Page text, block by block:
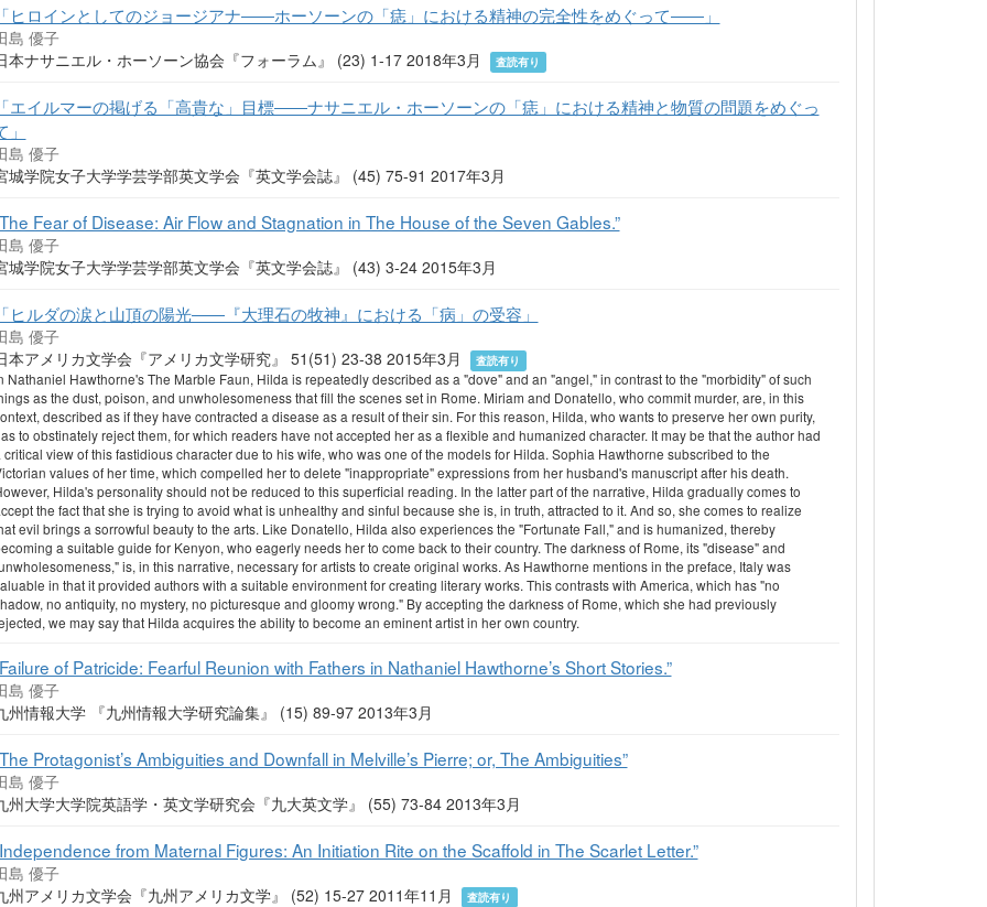
ヒロインとしてのジョージアナ――ホーソーンの「痣」における精神の完全性をめぐって――」
島 優子
本ナサニエル・ホーソーン協会『フォーラム』 (23) 1-17 2018年3月
査読有り
エイルマーの掲げる「高貴な」目標――ナサニエル・ホーソーンの「痣」における精神と物質の問題をめぐっ
」
島 優子
城学院女子大学学芸学部英文学会『英文学会誌』 (45) 75-91 2017年3月
Fear of Disease: Air Flow and Stagnation in The House of the Seven Gables.”
島 優子
城学院女子大学学芸学部英文学会『英文学会誌』 (43) 3-24 2015年3月
ヒルダの涙と山頂の陽光――『大理石の牧神』における「病」の受容」
島 優子
本アメリカ文学会『アメリカ文学研究』 51(51) 23-38 2015年3月
査読有り
Nathaniel Hawthorne's The Marble Faun, Hilda is repeatedly described as a "dove" and an "angel," in contrast to the "morbidity" of such
as the dust, poison, and unwholesomeness that fill the scenes set in Rome. Miriam and Donatello, who commit murder, are, in this
described as if they have contracted a disease as a result of their sin. For this reason, Hilda, who wants to preserve her own purity,
to obstinately reject them, for which readers have not accepted her as a flexible and humanized character. It may be that the author had
critical view of this fastidious character due to his wife, who was one of the models for Hilda. Sophia Hawthorne subscribed to the
values of her time, which compelled her to delete "inappropriate" expressions from her husband's manuscript after his death.
Hilda's personality should not be reduced to this superficial reading. In the latter part of the narrative, Hilda gradually comes to
the fact that she is trying to avoid what is unhealthy and sinful because she is, in truth, attracted to it. And so, she comes to realize
evil brings a sorrowful beauty to the arts. Like Donatello, Hilda also experiences the "Fortunate Fall," and is humanized, thereby
a suitable guide for Kenyon, who eagerly needs her to come back to their country. The darkness of Rome, its "disease" and
is, in this narrative, necessary for artists to create original works. As Hawthorne mentions in the preface, Italy was
in that it provided authors with a suitable environment for creating literary works. This contrasts with America, which has "no
no antiquity, no mystery, no picturesque and gloomy wrong." By accepting the darkness of Rome, which she had previously
we may say that Hilda acquires the ability to become an eminent artist in her own country.
of Patricide: Fearful Reunion with Fathers in Nathaniel Hawthorne’s Short Stories.”
島 優子
州情報大学 『九州情報大学研究論集』 (15) 89-97 2013年3月
Protagonist’s Ambiguities and Downfall in Melville’s Pierre; or, The Ambiguities”
島 優子
州大学大学院英語学・英文学研究会『九大英文学』 (55) 73-84 2013年3月
from Maternal Figures: An Initiation Rite on the Scaffold in The Scarlet Letter.”
島 優子
州アメリカ文学会『九州アメリカ文学』 (52) 15-27 2011年11月
査読有り